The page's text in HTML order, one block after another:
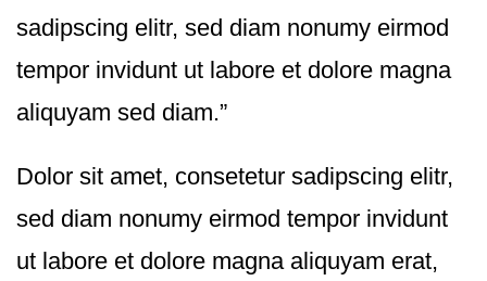
sadipscing elitr, sed diam nonumy eirmod
tempor invidunt ut labore et dolore magna
aliquyam sed diam.”
Dolor sit amet, consetetur sadipscing elitr,
sed diam nonumy eirmod tempor invidunt
ut labore et dolore magna aliquyam erat,